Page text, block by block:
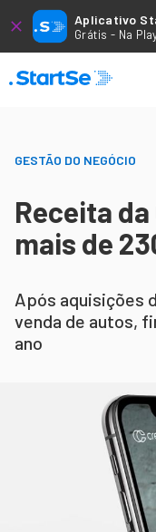
Aplicativo
Grátis - Na
GESTÃO DO NEGÓCIO
Receita
mais de
Após aquisições
venda de autos,
ano